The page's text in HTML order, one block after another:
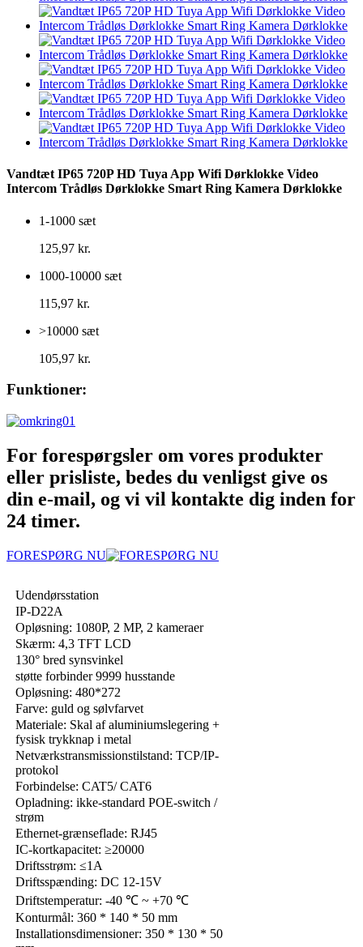
Vandtæt IP65 720P HD Tuya App Wifi Dørklokke Video
Intercom Trådløs Dørklokke Smart Ring Kamera Dørklokke
1-1000 sæt
125,97 kr.
1000-10000 sæt
115,97 kr.
>10000 sæt
105,97 kr.
Funktioner:
For forespørgsler om vores produkter
eller prisliste, bedes du venligst give os
din e-mail, og vi vil kontakte dig inden for
24 timer.
FORESPØRG NU
Udendørsstation
IP-D22A
Opløsning: 1080P, 2 MP, 2 kameraer
Skærm: 4,3 TFT LCD
130° bred synsvinkel
støtte forbinder 9999 husstande
Opløsning: 480*272
Farve: guld og sølvfarvet
Materiale: Skal af aluminiumslegering +
fysisk trykknap i metal
Netværkstransmissionstilstand: TCP/IP-
protokol
Forbindelse: CAT5/ CAT6
Opladning: ikke-standard POE-switch /
strøm
Ethernet-grænseflade: RJ45
IC-kortkapacitet: ≥20000
Driftsstrøm: ≤1A
Driftsspænding: DC 12-15V
Driftstemperatur: -40 ℃ ~ +70 ℃
Konturmål: 360 * 140 * 50 mm
Installationsdimensioner: 350 * 130 * 50